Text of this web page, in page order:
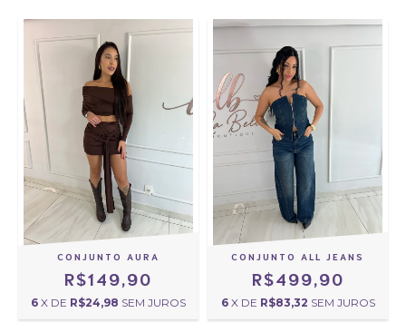
CONJUNTO AURA
R$149,90
6 X DE R$24,98 SEM JUROS
CONJUNTO ALL JEANS
R$499,90
6 X DE R$83,32 SEM JUROS